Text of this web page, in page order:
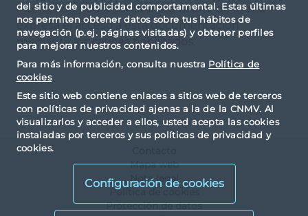
del sitio y de publicidad comportamental. Estas últimas
nos permiten obtener datos sobre tus hábitos de
navegación (p.ej. páginas visitadas) y obtener perfiles
para mejorar nuestros contenidos.
Para más información, consulta nuestra Política de
cookies
Este sitio web contiene enlaces a sitios web de terceros
con políticas de privacidad ajenas a la de la CNMV. Al
visualizarlos y acceder a ellos, usted acepta las cookies
instaladas por terceros y sus políticas de privacidad y
cookies.
Configuración de cookies
interesado podrá solicitar a la CNMV de forma
expresa el acceso a esta documentación
mediante loscauces habilitados
Mapa web
Nota legal
Política de cookies
Protección de datos